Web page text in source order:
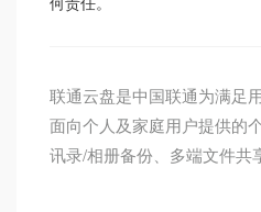
联通云盘是中国联通为满足
面向个人及家庭用户提供的
讯录/相册备份、多端文件共